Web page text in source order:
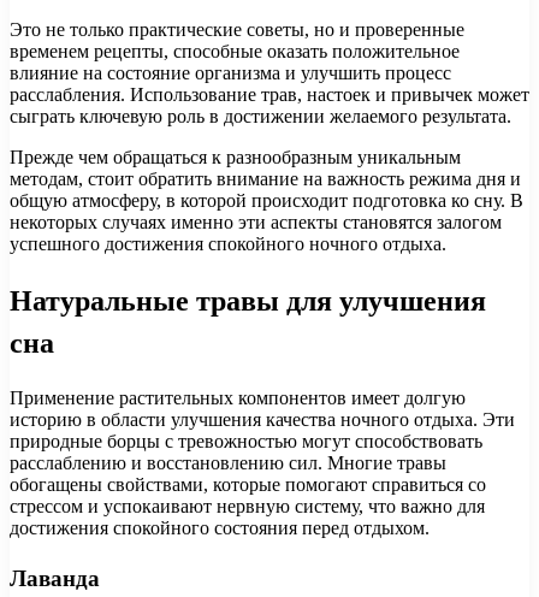
Это не только практические советы, но и проверенные
временем рецепты, способные оказать положительное
влияние на состояние организма и улучшить процесс
расслабления. Использование трав, настоек и привычек может
сыграть ключевую роль в достижении желаемого результата.
Прежде чем обращаться к разнообразным уникальным
методам, стоит обратить внимание на важность режима дня и
общую атмосферу, в которой происходит подготовка ко сну. В
некоторых случаях именно эти аспекты становятся залогом
успешного достижения спокойного ночного отдыха.
Натуральные травы для улучшения
сна
Применение растительных компонентов имеет долгую
историю в области улучшения качества ночного отдыха. Эти
природные борцы с тревожностью могут способствовать
расслаблению и восстановлению сил. Многие травы
обогащены свойствами, которые помогают справиться со
стрессом и успокаивают нервную систему, что важно для
достижения спокойного состояния перед отдыхом.
Лаванда